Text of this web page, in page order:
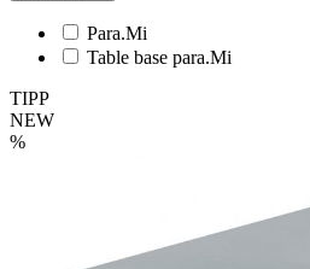
Para.Mi
Table base para.Mi
TIPP
NEW
%